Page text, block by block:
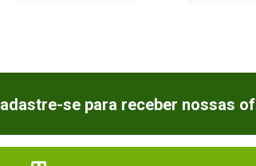
se para receber nossas